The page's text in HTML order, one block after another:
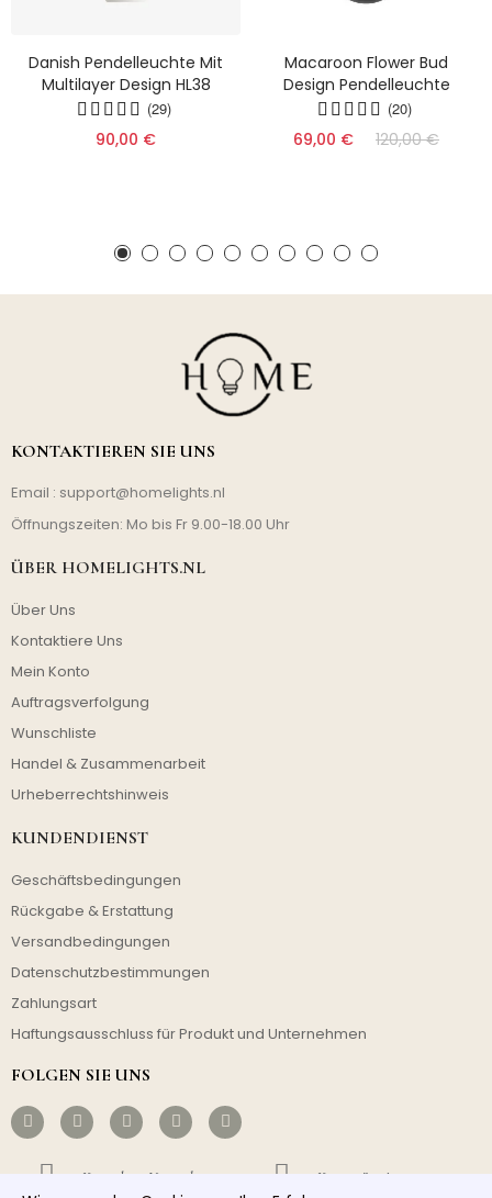
Danish Pendelleuchte Mit
Multilayer Design HL38
(29)
90,00 €
Macaroon Flower Bud
Design Pendelleuchte
(20)
69,00 € 120,00 €
KONTAKTIEREN SIE UNS
Email : support@homelights.nl
Öffnungszeiten: Mo bis Fr 9.00-18.00 Uhr
ÜBER HOMELIGHTS.NL
Über Uns
Kontaktiere Uns
Mein Konto
Auftragsverfolgung
Wunschliste
Handel & Zusammenarbeit
Urheberrechtshinweis
KUNDENDIENST
Geschäftsbedingungen
Rückgabe & Erstattung
Versandbedingungen
Datenschutzbestimmungen
Zahlungsart
Haftungsausschluss für Produkt und Unternehmen
FOLGEN SIE UNS
Kostenloser Versand Kostengünstig